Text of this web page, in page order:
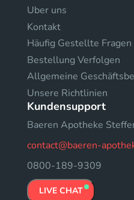
Uber uns
Kontakt
Häufig Gestellte Fragen
Bestellung Verfolgen
Allgemeine
Unsere Richtlinien
Kundensupport
Baeren Apotheke
contact@baeren-
0800-189-9309
LIVE CHAT